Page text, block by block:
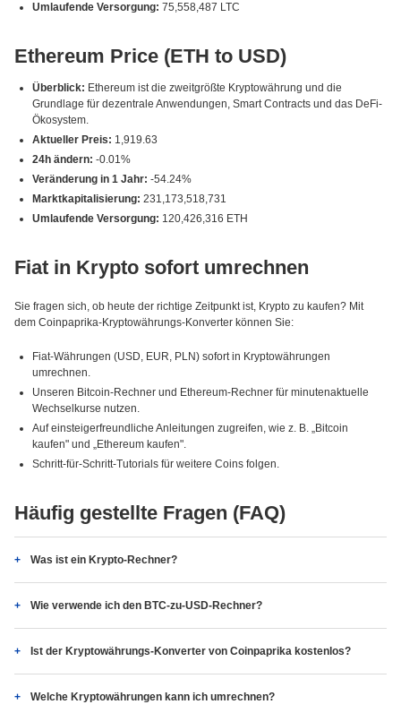
Umlaufende Versorgung: 75,558,487 LTC
Ethereum Price (ETH to USD)
Überblick: Ethereum ist die zweitgrößte Kryptowährung und die
Grundlage für dezentrale Anwendungen, Smart Contracts und das DeFi-
Ökosystem.
Aktueller Preis: 1,919.63
24h ändern: -0.01%
Veränderung in 1 Jahr: -54.24%
Marktkapitalisierung: 231,173,518,731
Umlaufende Versorgung: 120,426,316 ETH
Fiat in Krypto sofort umrechnen
Sie fragen sich, ob heute der richtige Zeitpunkt ist, Krypto zu kaufen? Mit
dem Coinpaprika-Kryptowährungs-Konverter können Sie:
Fiat-Währungen (USD, EUR, PLN) sofort in Kryptowährungen
umrechnen.
Unseren Bitcoin-Rechner und Ethereum-Rechner für minutenaktuelle
Wechselkurse nutzen.
Auf einsteigerfreundliche Anleitungen zugreifen, wie z. B. „Bitcoin
kaufen" und „Ethereum kaufen".
Schritt-für-Schritt-Tutorials für weitere Coins folgen.
Häufig gestellte Fragen (FAQ)
Was ist ein Krypto-Rechner?
Wie verwende ich den BTC-zu-USD-Rechner?
Ist der Kryptowährungs-Konverter von Coinpaprika kostenlos?
Welche Kryptowährungen kann ich umrechnen?